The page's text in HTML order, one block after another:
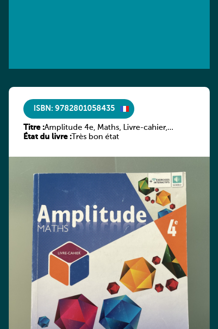
ISBN: 9782801058435
Titre :Amplitude 4e, Maths, Livre-cahier,
version luxembourgeoise
État du livre :Très bon état